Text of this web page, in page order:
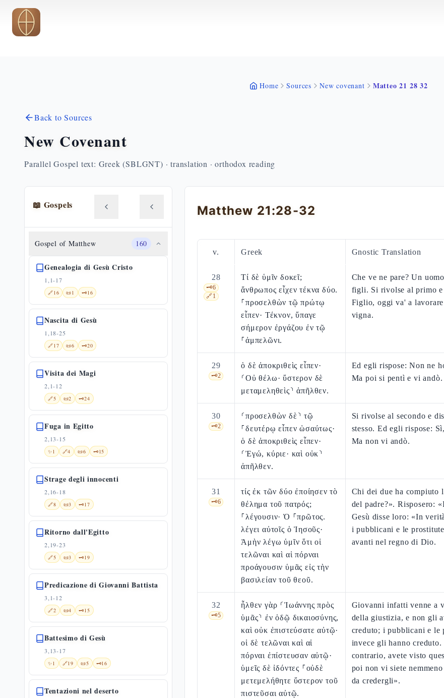
Skip to main content
Home Sources New covenant Matteo 21 28 32
Back to Sources
New Covenant
Parallel Gospel text: Greek (SBLGNT) · translation · orthodox reading
📖 Gospels
Gospel of Matthew 160
Genealogia di Gesù Cristo
1,1-17
🔗16 📜1 🗝️16
Nascita di Gesù
1,18-25
🔗17 📜6 🗝️20
Visita dei Magi
2,1-12
🔗5 📜2 🗝️24
Fuga in Egitto
2,13-15
✨1 🔗4 📜6 🗝️15
Strage degli innocenti
2,16-18
🔗8 📜3 🗝️17
Ritorno dall'Egitto
2,19-23
🔗5 📜3 🗝️19
Predicazione di Giovanni Battista
3,1-12
🔗2 📜4 🗝️15
Battesimo di Gesù
3,13-17
✨1 🔗19 📜5 🗝️16
Tentazioni nel deserto
Matthew 21:28-32
v. Greek Gnostic Translation
28
🗝️6
🔗1
Τί δὲ ὑμῖν δοκεῖ;
ἄνθρωπος εἶχεν τέκνα δύο.
⸀προσελθὼν τῷ πρώτῳ
εἶπεν· Τέκνον, ὕπαγε
σήμερον ἐργάζου ἐν τῷ
⸀ἀμπελῶνι.
Che ve ne pare? Un
figli. Si rivolse al primo e
Figlio, oggi va' a
vigna.
29
🗝️2
ὁ δὲ ἀποκριθεὶς εἶπεν·
⸂Οὐ θέλω· ὕστερον δὲ
μεταμεληθεὶς⸃ ἀπῆλθεν.
Ed egli rispose: Non ne
Ma poi si pentì e vi andò.
30
🗝️2
⸂προσελθὼν δὲ⸃ τῷ
⸀δευτέρῳ εἶπεν ὡσαύτως·
ὁ δὲ ἀποκριθεὶς εἶπεν·
⸂Ἐγώ, κύριε· καὶ οὐκ⸃
ἀπῆλθεν.
Si rivolse al secondo e
stesso. Ed egli rispose:
Ma non vi andò.
31
🗝️6
τίς ἐκ τῶν δύο ἐποίησεν τὸ
θέλημα τοῦ πατρός;
⸀λέγουσιν· Ὁ ⸀πρῶτος.
λέγει αὐτοῖς ὁ Ἰησοῦς·
Ἀμὴν λέγω ὑμῖν ὅτι οἱ
τελῶναι καὶ αἱ πόρναι
προάγουσιν ὑμᾶς εἰς τὴν
βασιλείαν τοῦ θεοῦ.
Chi dei due ha compiuto
del padre?». Risposero:
Gesù disse loro: «In
i pubblicani e le
avanti nel regno di Dio.
32
🗝️5
ἦλθεν γὰρ ⸂Ἰωάννης πρὸς
ὑμᾶς⸃ ἐν ὁδῷ δικαιοσύνης,
καὶ οὐκ ἐπιστεύσατε αὐτῷ·
οἱ δὲ τελῶναι καὶ αἱ
πόρναι ἐπίστευσαν αὐτῷ·
ὑμεῖς δὲ ἰδόντες ⸀οὐδὲ
μετεμελήθητε ὕστερον τοῦ
πιστεῦσαι αὐτῷ.
Giovanni infatti venne a
della giustizia, e non gli
creduto; i pubblicani e le
invece gli hanno creduto.
contrario, avete visto
poi non vi siete
da credergli».